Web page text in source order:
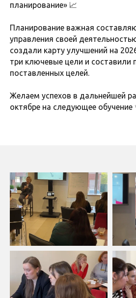
планирование» 📈
Планирование важная
управления своей
создали карту улучшений на
три ключевые цели и составили
поставленных целей.
Желаем успехов в дальнейшей
октябре на следующее обучение